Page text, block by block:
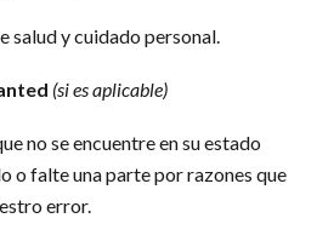
salud y cuidado personal.
(si es aplicable)
no se encuentre en su estado
o falte una parte por razones que
error.